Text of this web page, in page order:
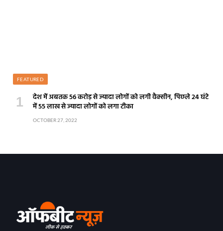
FEATURED
देश में अबतक 56 करोड़ से ज्यादा लोगों को लगी वैक्सीन, पिछले 24 घंटे
में 55 लाख से ज्यादा लोगों को लगा टीका
OCTOBER 27, 2022